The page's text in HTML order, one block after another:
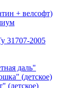
+ велсофт)
31707-2005
даль"
(детское)
(детское)